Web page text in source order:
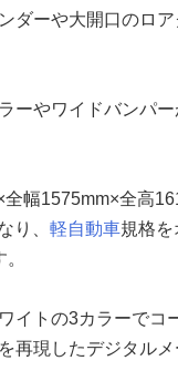
ダーや大開口のロ
ーやワイドバンパ
幅1575mm×全高
り、 軽自動車規格を
イトの3カラーでコ
再現したデジタルメ